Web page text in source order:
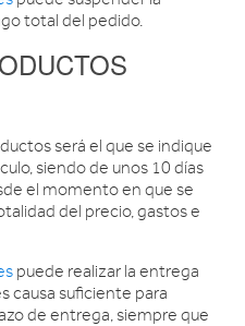
total del pedido.
será el que se indique
siendo de unos 10 días
el momento en que se
del precio, gastos e
puede realizar la entrega
causa suficiente para
de entrega, siempre que